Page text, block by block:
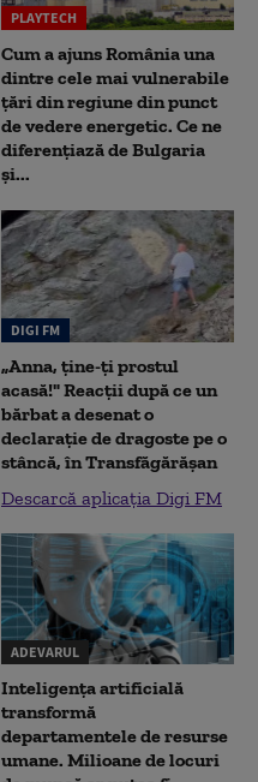
PLAYTECH
Cum a ajuns România una
dintre cele mai vulnerabile
țări din regiune din punct
de vedere energetic. Ce ne
diferențiază de Bulgaria
și...
DIGI FM
„Anna, ţine-ţi prostul
acasă!" Reacţii după ce un
bărbat a desenat o
declaraţie de dragoste pe o
stâncă, în Transfăgărăşan
Descarcă aplicația Digi FM
ADEVARUL
Inteligența artificială
transformă
departamentele de resurse
umane. Milioane de locuri